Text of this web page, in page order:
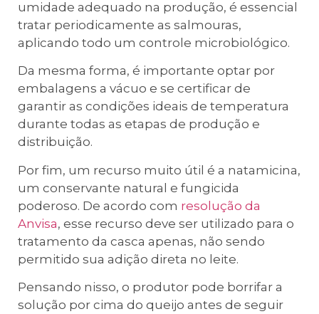
umidade adequado na produção, é essencial
tratar periodicamente as salmouras,
aplicando todo um controle microbiológico.
Da mesma forma, é importante optar por
embalagens a vácuo e se certificar de
garantir as condições ideais de temperatura
durante todas as etapas de produção e
distribuição.
Por fim, um recurso muito útil é a natamicina,
um conservante natural e fungicida
poderoso. De acordo com resolução da
Anvisa, esse recurso deve ser utilizado para o
tratamento da casca apenas, não sendo
permitido sua adição direta no leite.
Pensando nisso, o produtor pode borrifar a
solução por cima do queijo antes de seguir